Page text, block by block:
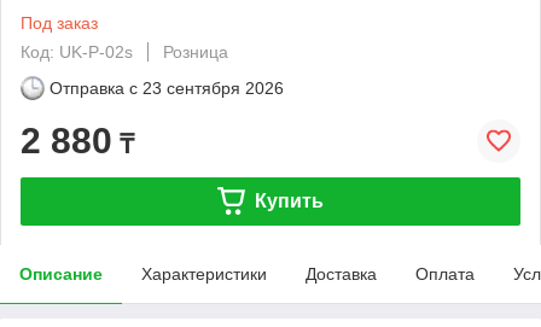
Под заказ
Код: UK-P-02s
Розница
Отправка с 23 сентября 2026
2 880 ₸
Купить
Описание Характеристики Доставка Оплата